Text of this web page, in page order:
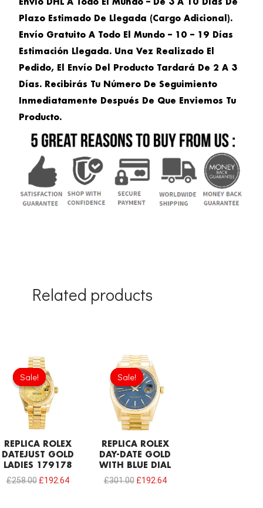
Envío DHL A Todo El Mundo – De 3 A 10 Días De
Plazo Estimado De Llegada (cargo Adicional).
Envío Gratuito A Todo El Mundo – 10 – 19 Días
Estimación Llegada. Una Vez Realizado El
Pedido, El Envío Del Producto Tardará De 2 A 3
Días. Recibirás Tu Número De Seguimiento
Inmediatamente Después De Que Enviemos Tu
Producto.
Related products
Sale!
Sale!
REPLICA ROLEX
DATEJUST GOLD
LADIES 179178
£258.00
Original
price
was:
£258.00.
£192.64
Sale!
Sale!
REPLICA ROLEX
DAY-DATE GOLD
WITH BLUE DIAL
£301.00
Original
price
was:
£301.00.
£192.64